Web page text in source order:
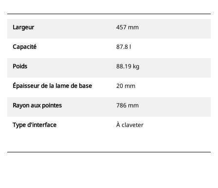
Largeur 457 mm
Capacité 87.8 l
Poids 88.19 kg
Épaisseur de la lame de base 20 mm
Rayon aux pointes 786 mm
Type d'interface À claveter